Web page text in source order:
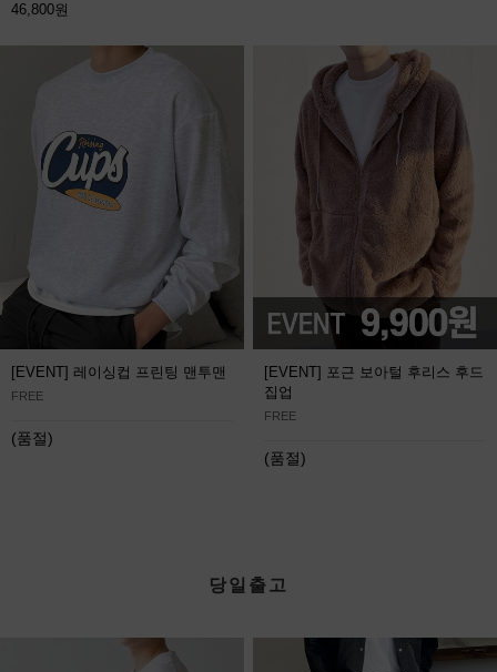
46,800원
[EVENT] 레이싱컵 프린팅 맨투맨
FREE
(품절)
[EVENT] 포근 보아털 후리스 후드
집업
FREE
(품절)
당일출고